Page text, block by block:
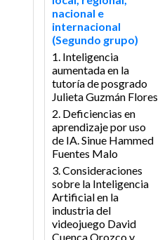
nacional e
internacional
(Segundo grupo)
1. Inteligencia
aumentada en la
tutoría de posgrado
Julieta Guzmán Flores
2. Deficiencias en
aprendizaje por uso
de IA.Sinue Hammed
Fuentes Malo
3. Consideraciones
sobre la Inteligencia
Artificial en la
industria del
videojuego David
Cuenca Orozco y